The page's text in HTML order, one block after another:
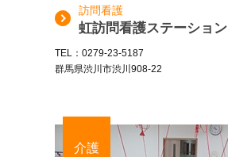
訪問看護
虹訪問看護ステーション
TEL：0279-23-5187
群馬県渋川市渋川908-22
介護